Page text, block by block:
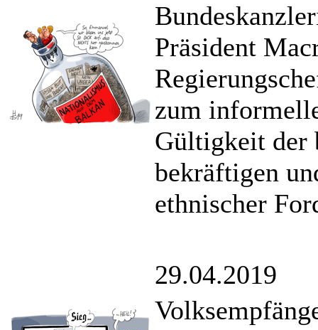
Präsident
zum
Gültigkeit der
bekräftigen
ethnischer
29.04.2019